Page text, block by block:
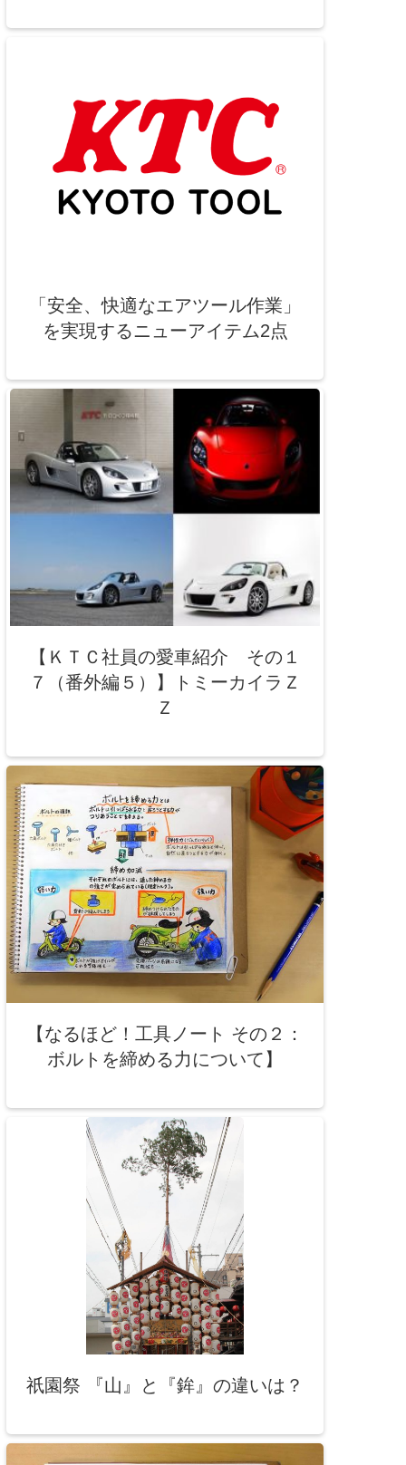
「安全、快適なエアツール作業」
を実現するニューアイテム2点
【ＫＴＣ社員の愛車紹介 その１
７（番外編５）】トミーカイラＺ
Ｚ
【なるほど！工具ノート その２：
ボルトを締める力について】
祇園祭 『山』と『鉾』の違いは？